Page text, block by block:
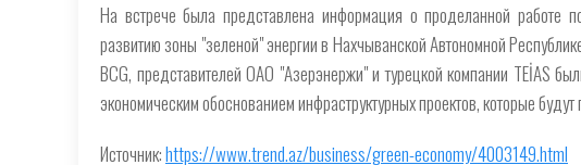
На встрече была представлена информация о проделанной работе
развитию зоны "зеленой" энергии в Нахчыванской Автономной
BCG, представителей ОАО "Азерэнержи" и турецкой компании TEİAS
экономическим обоснованием инфраструктурных проектов, которые
Источник:https://www.trend.az/business/green-economy/4003149.html